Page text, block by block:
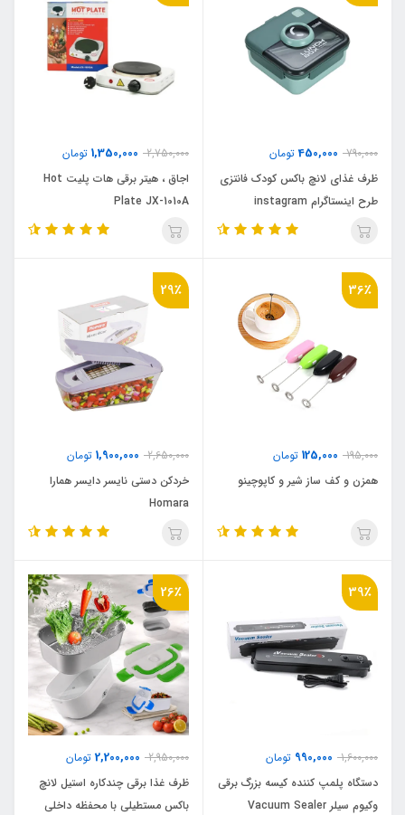
790,000
450,000تومان
ظرف غذای لانچ باکس کودک فانتزی
طرح اینستاگرام instagram
2,750,000
1,350,000 تومان
اجاق ، هیتر برقی هات پلیت Hot
Plate JX-1010A
36٪
195,000
125,000 تومان
همزن و کف ساز شیر و کاپوچینو
29٪
2,650,000
1,900,000 تومان
خردکن دستی نایسر دایسر همارا
Homara
39٪
1,600,000
990,000 تومان
دستگاه پلمپ کننده کیسه بزرگ برقی
وکیوم سیلر Vacuum Sealer
26٪
2,950,000
2,200,000 تومان
ظرف غذا برقی چندکاره استیل لانچ
باکس مستطیلی با محفظه داخلی